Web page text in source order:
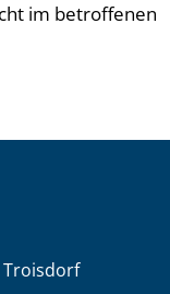
im betroffenen
Troisdorf